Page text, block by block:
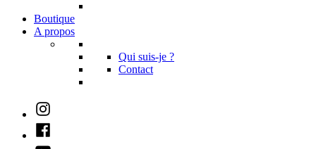
Boutique
A propos
Qui suis-je ?
Contact
Instagram
Facebook